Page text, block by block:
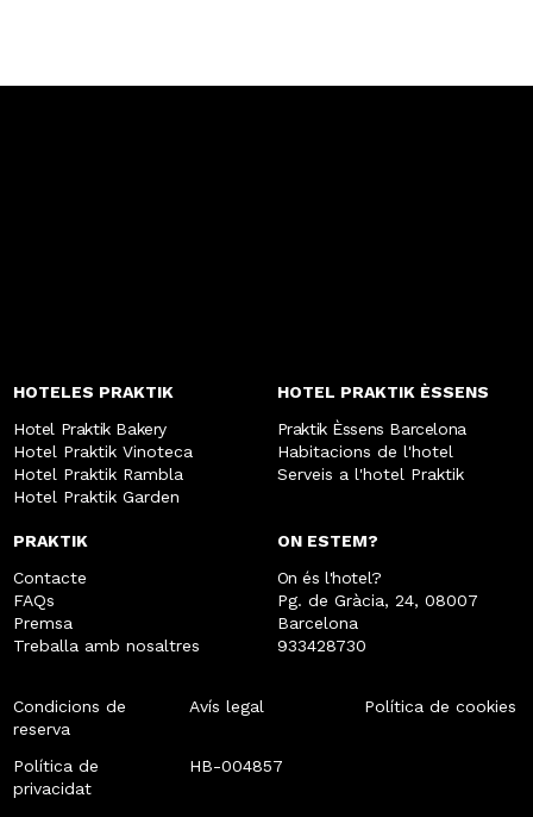
HOTELES PRAKTIK
Hotel Praktik Bakery
Hotel Praktik Vinoteca
Hotel Praktik Rambla
Hotel Praktik Garden
HOTEL PRAKTIK ÈSSENS
Praktik Èssens Barcelona
Habitacions de l'hotel
Serveis a l'hotel Praktik
PRAKTIK
Contacte
FAQs
Premsa
Treballa amb nosaltres
ON ESTEM?
On és l'hotel?
Pg. de Gràcia, 24, 08007
Barcelona
933428730
Condicions de
reserva
Avís legal Política de cookies
Política de
privacidat
HB-004857